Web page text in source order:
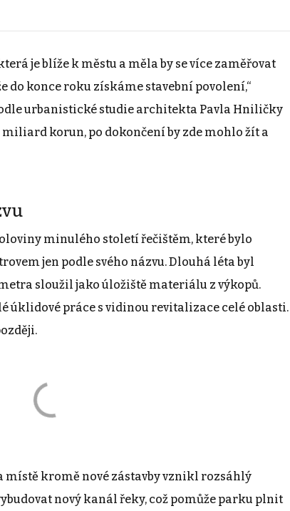
je blíže k městu a měla by se více zaměřovat
do konce roku získáme stavební povolení,“
urbanistické studie architekta Pavla Hniličky
korun, po dokončení by zde mohlo žít a
minulého století řečištěm, které bylo
jen podle svého názvu. Dlouhá léta byl
sloužil jako úložiště materiálu z výkopů.
úklidové práce s vidinou revitalizace celé oblasti.
místě kromě nové zástavby vznikl rozsáhlý
nový kanál řeky, což pomůže parku plnit